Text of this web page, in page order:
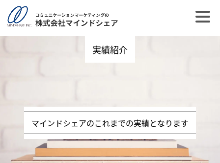
実績紹介
マインドシェアのこれまでの実績となります